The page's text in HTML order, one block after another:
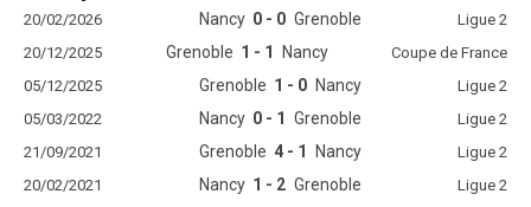
20/02/2026 Nancy 0 - 0 Grenoble
Ligue 2
20/12/2025
Grenoble 1 - 1 Nancy
Coupe de France
05/12/2025
Grenoble 1 - 0 Nancy
Ligue 2
05/03/2022
Nancy 0 - 1 Grenoble
Ligue 2
21/09/2021
Grenoble 4 - 1 Nancy
Ligue 2
20/02/2021
Nancy 1 - 2 Grenoble
Ligue 2